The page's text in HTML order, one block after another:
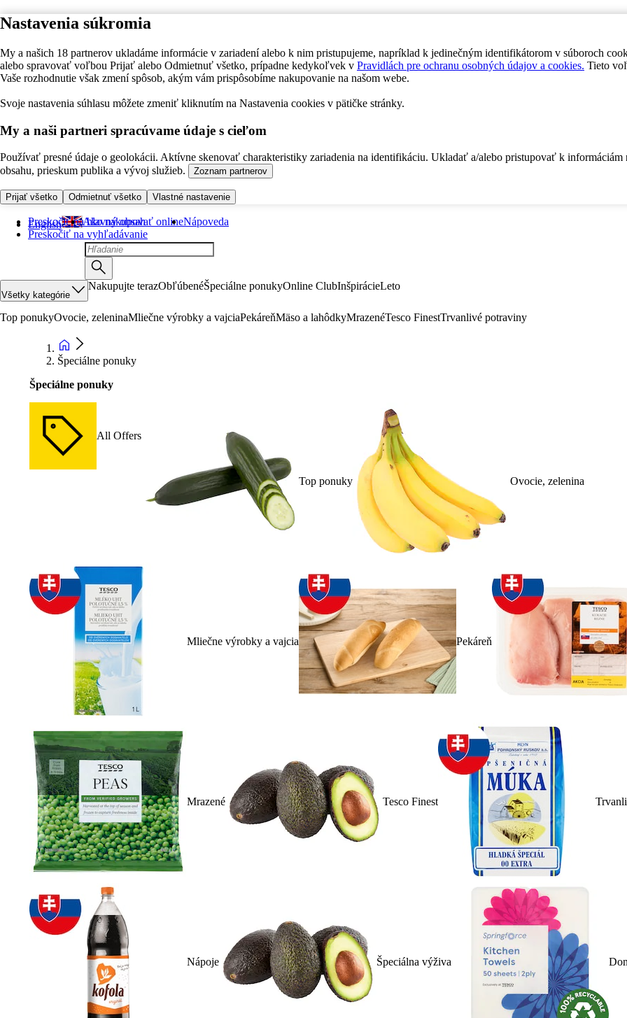
Nastavenia súkromia
My a našich 18 partnerov ukladáme informácie v zariadení alebo k nim pristupujeme, napríklad k jedinečným identifikátorom v súboroch
alebo spravovať voľbou Prijať alebo Odmietnuť všetko, prípadne kedykoľvek v Pravidlách pre ochranu osobných údajov a cookies. Tieto
Vaše rozhodnutie však zmení spôsob, akým vám prispôsobíme nakupovanie na našom webe.
Svoje nastavenia súhlasu môžete zmeniť kliknutím na Nastavenia cookies v pätičke stránky.
My a naši partneri spracúvame údaje s cieľom
Používať presné údaje o geolokácii. Aktívne skenovať charakteristiky zariadenia na identifikáciu. Ukladať a/alebo pristupovať k informáciám
obsahu, prieskum publika a vývoj služieb.
Zoznam partnerov
Prijať všetko Odmietnuť všetko Vlastné nastavenie
Preskočiť na hlavný obsah
Preskočiť na vyhľadávanie
English Ako nakupovať onlineNápoveda
Všetky kategórie
Nakupujte terazObľúbenéŠpeciálne ponukyOnline ClubInšpirácieLeto
Top ponukyOvocie, zeleninaMliečne výrobky a vajciaPekáreňMäso a lahôdkyMrazenéTesco FinestTrvanlivé potraviny
Špeciálne ponuky
Špeciálne ponuky
All Offers
Top ponuky Ovocie, zelenina
Mliečne výrobky a vajcia Pekáreň
Mrazené Tesco Finest
Nápoje Špeciálna výživa